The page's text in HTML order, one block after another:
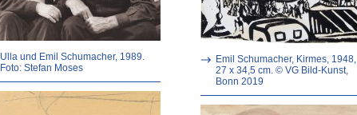
Ulla und Emil Schumacher, 1989.
Foto: Stefan Moses
Emil Schumacher, Kirmes, 1948,
27 x 34,5 cm. © VG Bild-Kunst,
Bonn 2019